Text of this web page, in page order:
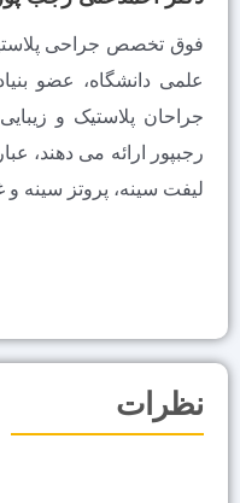
فوق تخصص جراحی
علمى دانشگاه، عضو
جراحان پلاستیک و
رجبپور ارائه می دهند،
لیفت سینه، پروتز سینه و
نظرات